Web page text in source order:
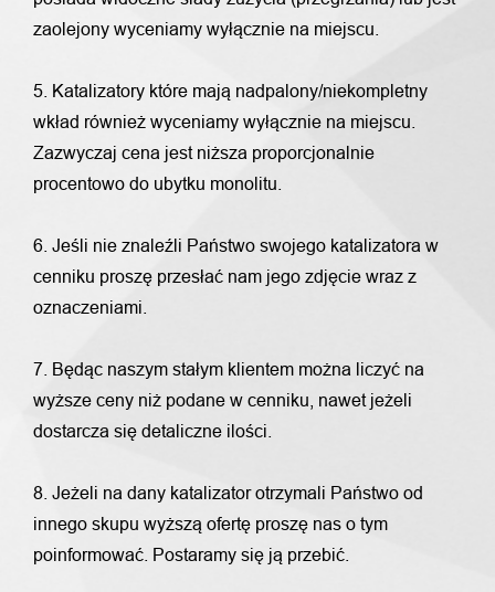
zaolejony wyceniamy wyłącznie na miejscu.
5. Katalizatory które mają nadpalony/niekompletny
wkład również wyceniamy wyłącznie na miejscu.
Zazwyczaj cena jest niższa proporcjonalnie
procentowo do ubytku monolitu.
6. Jeśli nie znaleźli Państwo swojego katalizatora w
cenniku proszę przesłać nam jego zdjęcie wraz z
oznaczeniami.
7. Będąc naszym stałym klientem można liczyć na
wyższe ceny niż podane w cenniku, nawet jeżeli
dostarcza się detaliczne ilości.
8. Jeżeli na dany katalizator otrzymali Państwo od
innego skupu wyższą ofertę proszę nas o tym
poinformować. Postaramy się ją przebić.